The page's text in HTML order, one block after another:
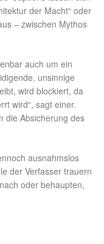
der Macht“ oder
– zwischen Mythos
auch um ein
unsinnige
wird blockiert, da
wird“, sagt einer.
die Absicherung des
ausnahmslos
der Verfasser trauern
oder behaupten,